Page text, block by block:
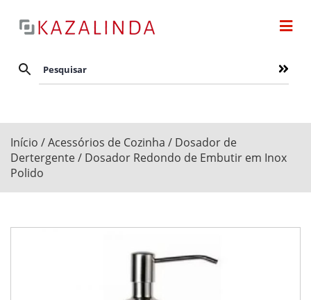
Início /Acessórios de Cozinha / Dosador de
Dertergente/ Dosador Redondo de Embutir em Inox
Polido